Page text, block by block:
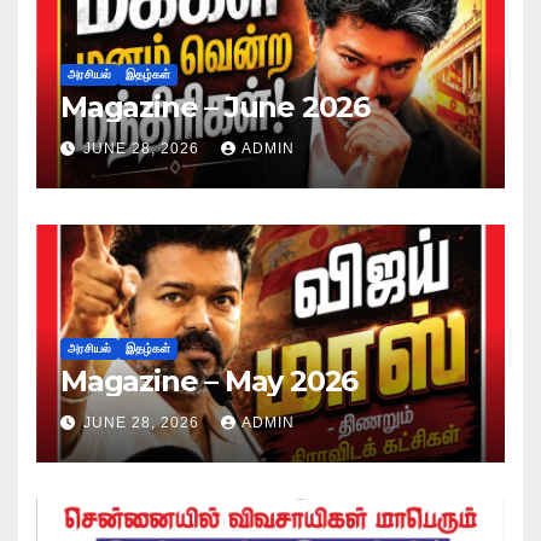
அரசியல் இதழ்கள்
Magazine – June 2026
JUNE 28, 2026 ADMIN
அரசியல் இதழ்கள்
Magazine – May 2026
JUNE 28, 2026 ADMIN